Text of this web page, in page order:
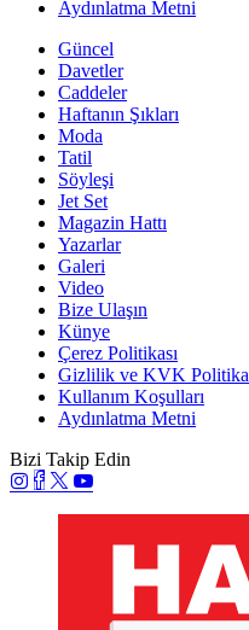
Aydınlatma Metni
Güncel
Davetler
Caddeler
Haftanın Şıkları
Moda
Tatil
Söyleşi
Jet Set
Magazin Hattı
Yazarlar
Galeri
Video
Bize Ulaşın
Künye
Çerez Politikası
Gizlilik ve KVK
Kullanım Koşulları
Aydınlatma Metni
Bizi Takip Edin